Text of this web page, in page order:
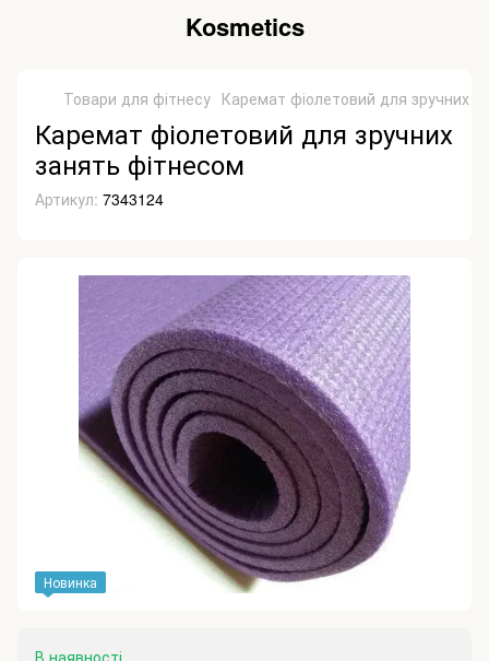
Kosmetics
Товари для фітнесу Каремат фіолетовий для зручних
Каремат фіолетовий для зручних
занять фітнесом
Артикул: 7343124
Новинка